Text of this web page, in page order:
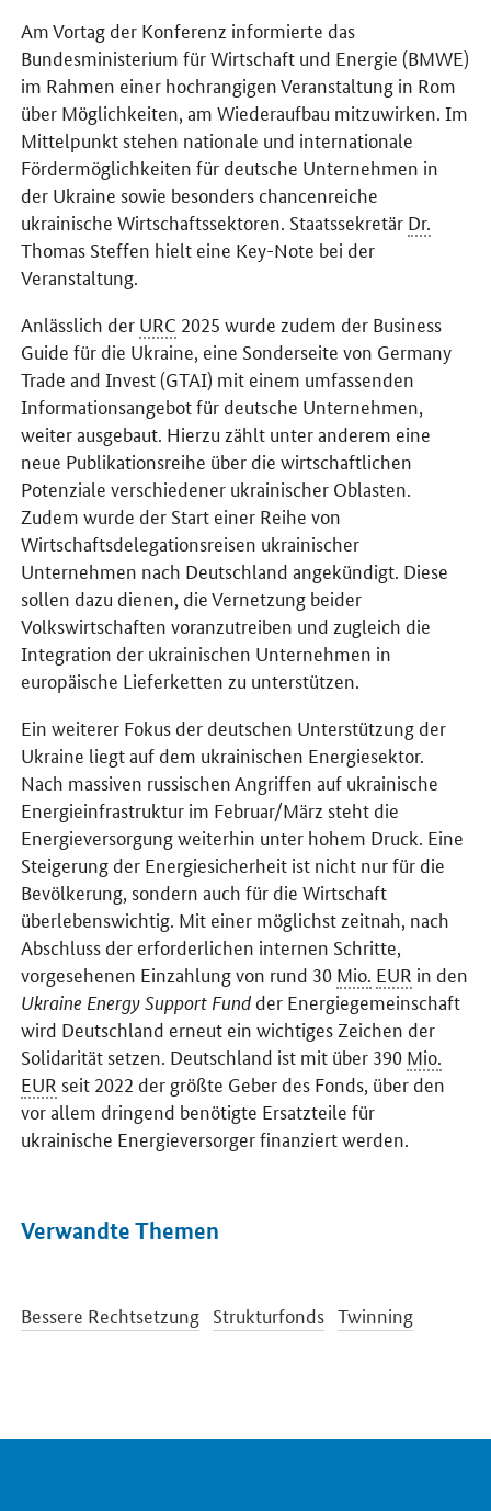
Am Vortag der Konferenz informierte das
Bundesministerium für Wirtschaft und Energie (BMWE)
im Rahmen einer hochrangigen Veranstaltung in Rom
über Möglichkeiten, am Wiederaufbau mitzuwirken. Im
Mittelpunkt stehen nationale und internationale
Fördermöglichkeiten für deutsche Unternehmen in
der Ukraine sowie besonders chancenreiche
ukrainische Wirtschaftssektoren. Staatssekretär Dr.
Thomas Steffen hielt eine Key-Note bei der
Veranstaltung.
Anlässlich der URC 2025 wurde zudem der Business
Guide für die Ukraine, eine Sonderseite von Germany
Trade and Invest(GTAI) mit einem umfassenden
Informationsangebot für deutsche Unternehmen,
weiter ausgebaut. Hierzu zählt unter anderem eine
neue Publikationsreihe über die wirtschaftlichen
Potenziale verschiedener ukrainischer Oblasten.
Zudem wurde der Start einer Reihe von
Wirtschaftsdelegationsreisen ukrainischer
Unternehmen nach Deutschland angekündigt. Diese
sollen dazu dienen, die Vernetzung beider
Volkswirtschaften voranzutreiben und zugleich die
Integration der ukrainischen Unternehmen in
europäische Lieferketten zu unterstützen.
Ein weiterer Fokus der deutschen Unterstützung der
Ukraine liegt auf dem ukrainischen Energiesektor.
Nach massiven russischen Angriffen auf ukrainische
Energieinfrastruktur im Februar/März steht die
Energieversorgung weiterhin unter hohem Druck. Eine
Steigerung der Energiesicherheit ist nicht nur für die
Bevölkerung, sondern auch für die Wirtschaft
überlebenswichtig. Mit einer möglichst zeitnah, nach
Abschluss der erforderlichen internen Schritte,
vorgesehenen Einzahlung von rund 30 Mio. EUR in den
Ukraine Energy Support Fund der Energiegemeinschaft
wird Deutschland erneut ein wichtiges Zeichen der
Solidarität setzen. Deutschland ist mit über 390 Mio.
EUR seit 2022 der größte Geber des Fonds, über den
vor allem dringend benötigte Ersatzteile für
ukrainische Energieversorger finanziert werden.
Verwandte Themen
Bessere Rechtsetzung Strukturfonds Twinning